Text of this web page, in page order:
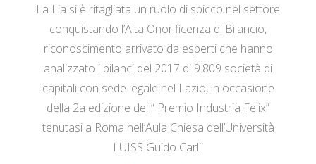
La Lia si è ritagliata un ruolo di spicco nel settore
conquistando l’Alta Onorificenza di Bilancio,
riconoscimento arrivato da esperti che hanno
analizzato i bilanci del 2017 di 9.809 società di
capitali con sede legale nel Lazio, in occasione
della 2a edizione del “ Premio Industria Felix”
tenutasi a Roma nell’Aula Chiesa dell’Università
LUISS Guido Carli.